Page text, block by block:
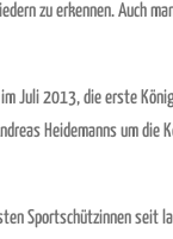
zu erkennen. Auch
Juli 2013, die erste
Heidemanns um
Sportschützinnen seit